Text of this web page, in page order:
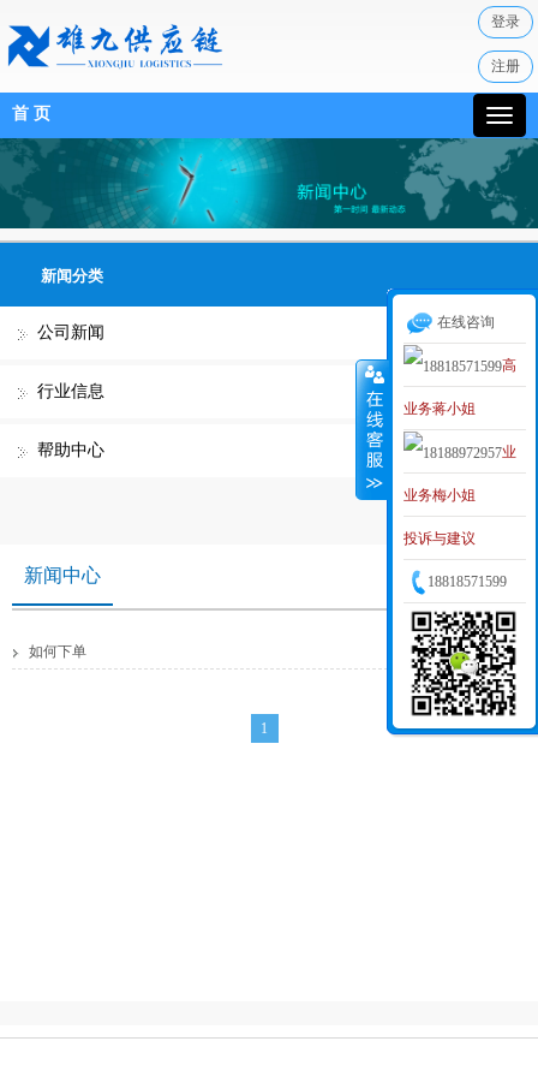
首 页
登录
注册
新闻分类
公司新闻
行业信息
帮助中心
新闻中心
如何下单 2016/12/22 16:05:15
1
在线咨询
高
级业务经理
MAKER
业务蒋小姐
业
务李小姐
业务梅小姐
投诉与建议
18818571599